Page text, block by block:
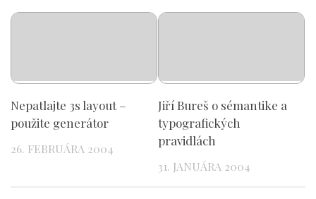
Nepatlajte 3s layout –
použite generátor
26. FEBRUÁRA 2004
Jiří Bureš o sémantike a
typografických
pravidlách
31. JANUÁRA 2004